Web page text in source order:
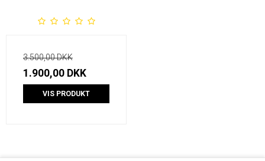
3.500,00 DKK
1.900,00 DKK
VIS PRODUKT